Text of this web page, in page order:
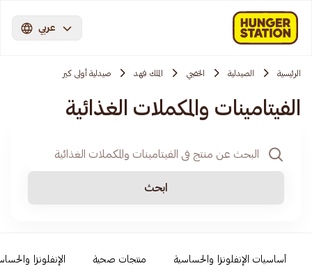
عربي
الرئيسية الصيدلية الخفجي الملك فهد صيدلية أولى كير
الفيتامينات والمكملات الغذائية
ابحث
أساسيات الإنفلونزا والحساسية منتجات صحية الإنفلونزا